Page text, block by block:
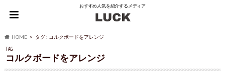
おすすめ人気を紹介するメディア
HOME タグ : コルクボードをアレンジ
TAG
コルクボードをアレンジ